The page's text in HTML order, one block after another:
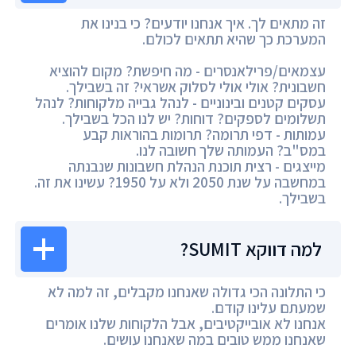
זה מתאים לך. איך אנחנו יודעים? כי בנינו את
המערכת כך שהיא תתאים לכולם.
עצמאים/פרילאנסרים - מה חיפשת? מקום להוציא
חשבונית? אולי אולי לסלוק אשראי? זה בשבילך.
עסקים קטנים ובינוניים - לנהל גבייה מלקוחות? לנהל
תשלומים לספקים? דוחות? יש לנו הכל בשבילך.
עמותות - דפי תרומה? תרומות בהוראות קבע
במס"ב? העמותה שלך חשובה לנו.
מייצגים - רצית תוכנת הנהלת חשבונות שנבנתה
במחשבה על שנת 2050 ולא על 1950? עשינו את זה.
בשבילך.
למה דווקא SUMIT?
כי התלונה הכי גדולה שאנחנו מקבלים, זה למה לא
שמעתם עלינו קודם.
אנחנו לא אובייקטיבים, אבל הלקוחות שלנו אומרים
שאנחנו ממש טובים במה שאנחנו עושים.